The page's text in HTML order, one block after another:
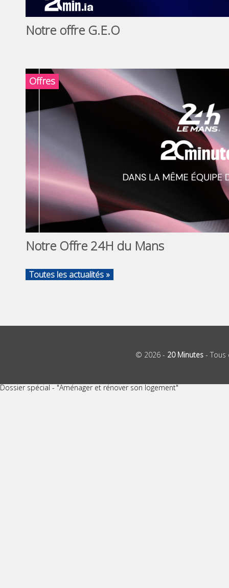
Notre offre G.E.O
Offres
Notre Offre 24H du Mans
Toutes les actualités »
© 2026 - 20 Minutes -
Dossier spécial - "Aménager et rénover son logement"